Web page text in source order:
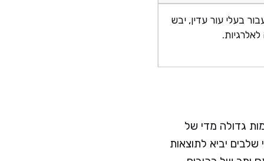
בעלי עור עדין, יבש
לאלרגיות.
גדולה מדי של
שלבים יביא לתוצאות